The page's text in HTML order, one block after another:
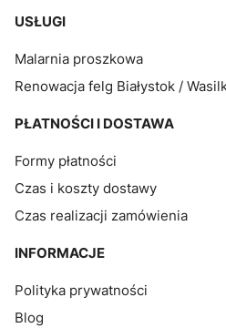
USŁUGI
Malarnia proszkowa
Renowacja felg Białystok /
PŁATNOŚCI I DOSTAWA
Formy płatności
Czas i koszty dostawy
Czas realizacji zamówienia
INFORMACJE
Polityka prywatności
Blog